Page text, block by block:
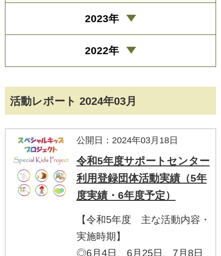
活動レポート 2024年03月
公開日：2024年03月18日
令和5年度サポートセンター
利用登録団体活動実績（5年
度実績・6年度予定）
【令和5年度 主な活動内容・
実施時期】
◎6月4日、6月25日、7月8日
2023年
2022年